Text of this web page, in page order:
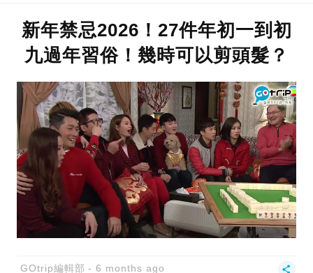
新年禁忌2026！27件年初一到初
九過年習俗！幾時可以剪頭髮？
GOtrip編輯部 6 months ago